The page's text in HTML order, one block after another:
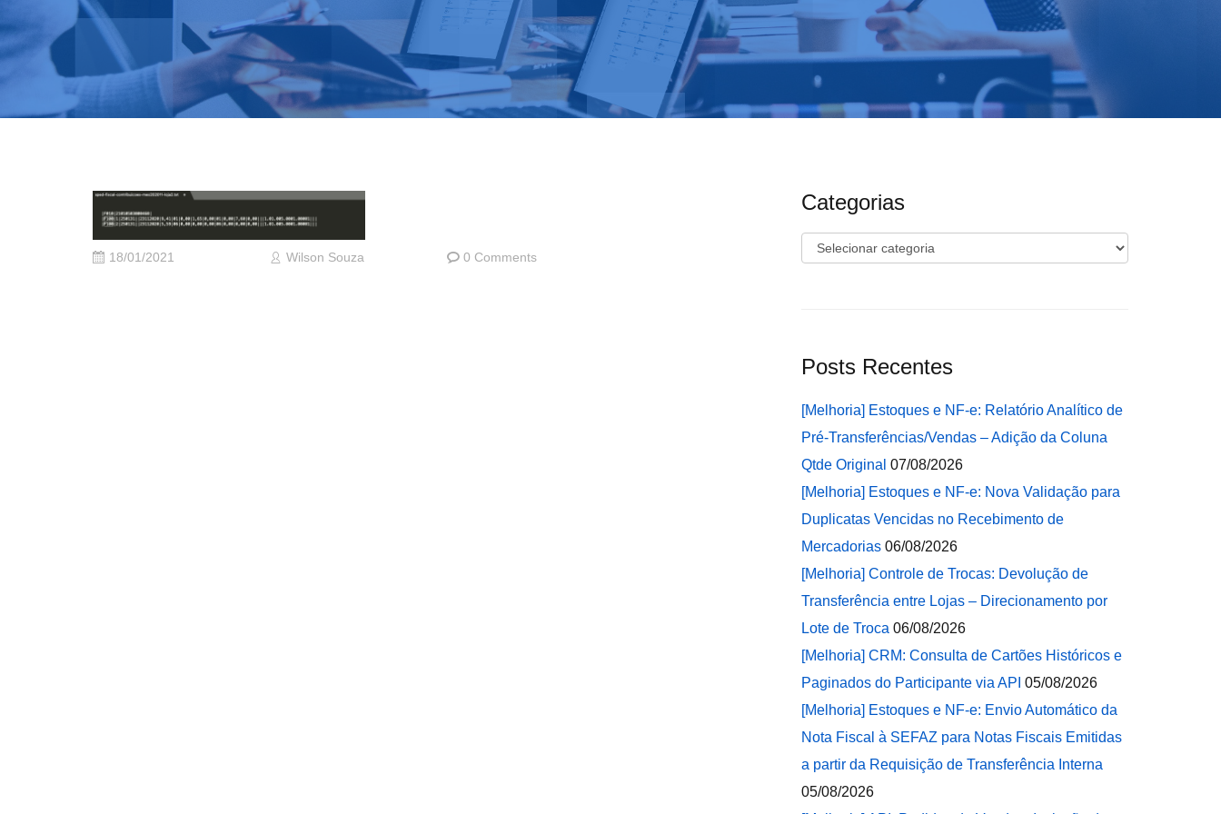
18/01/2021 Wilson Souza 0 Comments
Categorias
Categorias
Posts Recentes
[Melhoria] Estoques e NF-e: Relatório Analítico de
Pré-Transferências/Vendas – Adição da Coluna
Qtde Original 07/08/2026
[Melhoria] Estoques e NF-e: Nova Validação para
Duplicatas Vencidas no Recebimento de
Mercadorias 06/08/2026
[Melhoria] Controle de Trocas: Devolução de
Transferência entre Lojas – Direcionamento por
Lote de Troca 06/08/2026
[Melhoria] CRM: Consulta de Cartões Históricos e
Paginados do Participante via API 05/08/2026
[Melhoria] Estoques e NF-e: Envio Automático da
Nota Fiscal à SEFAZ para Notas Fiscais Emitidas
a partir da Requisição de Transferência Interna
05/08/2026